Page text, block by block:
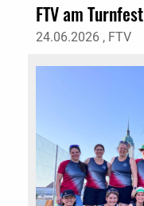
FTV am
24.06.2026 , FTV